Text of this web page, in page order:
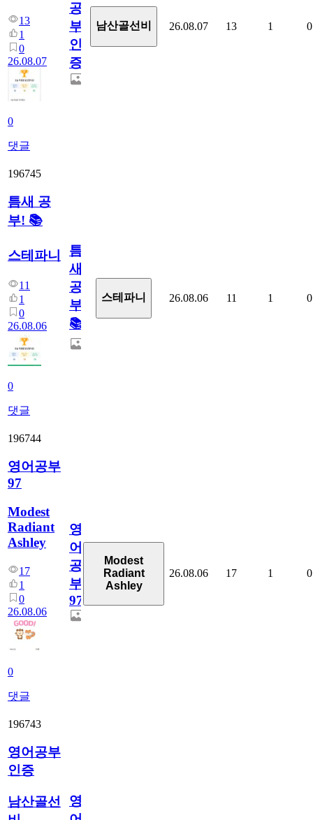
13
1
0
26.08.07
0
댓글
공
부
인
증
남산골선비 26.08.07 13 1 0
196745
틈새 공
부! 📚
스테파니
11
1
0
26.08.06
0
댓글
틈
새
공
부!
📚
스테파니 26.08.06 11 1 0
196744
영어공부
97
Modest
Radiant
Ashley
17
1
0
26.08.06
0
댓글
영
어
공
부
97
Modest
Radiant
Ashley
26.08.06 17 1 0
196743
영어공부
인증
남산골선
영